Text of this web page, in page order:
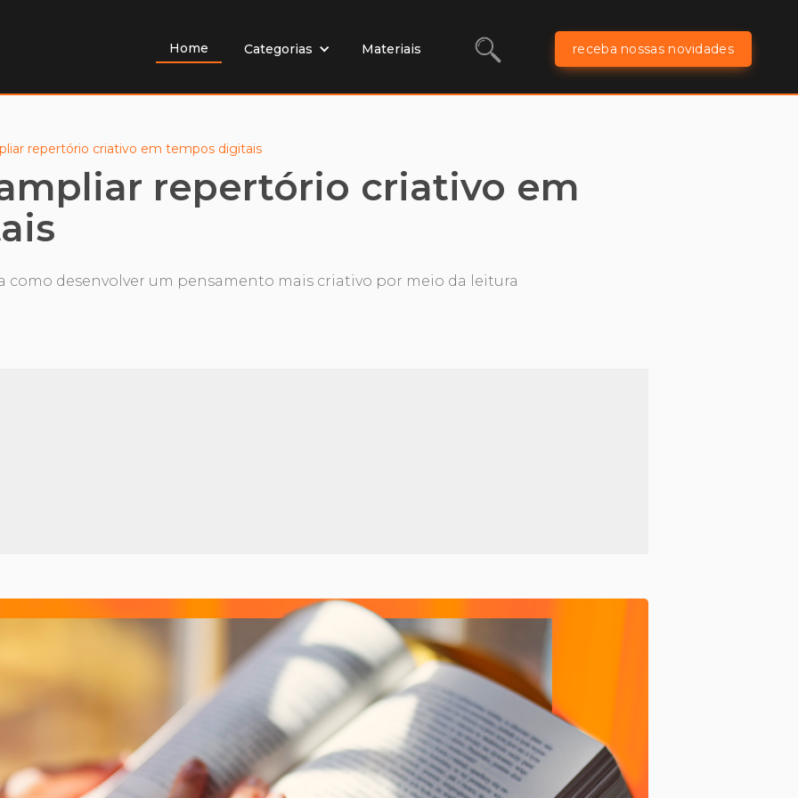
Home Categorias Materiais receba nossas novidades
repertório criativo em tempos digitais
repertório criativo em
como desenvolver um pensamento mais criativo por meio da leitura